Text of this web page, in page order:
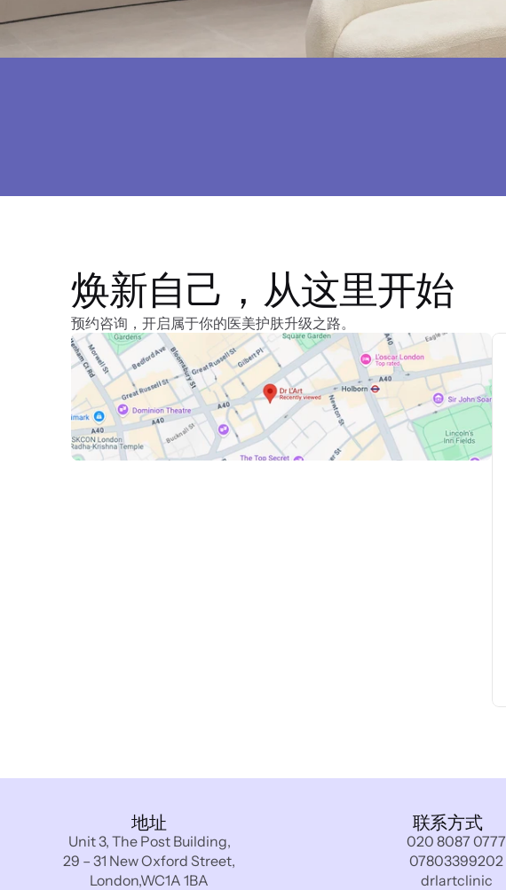
焕新自己，从这里开始
预约咨询，开启属于你的医美护肤升级之路。
地址
Unit 3, The Post Building,
29 – 31 New Oxford Street,
London,WC1A 1BA
联系方式
020 8087 0777
07803399202
drlartclinic